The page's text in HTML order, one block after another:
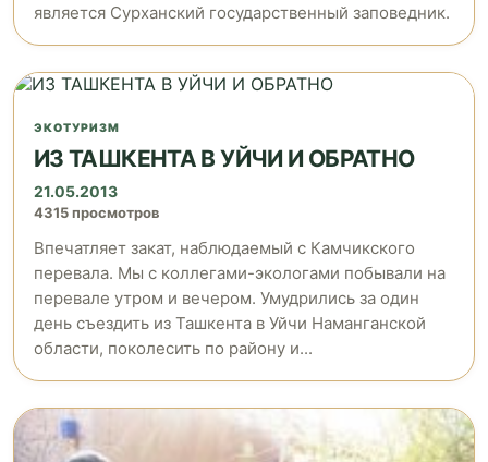
является Сурханский государственный заповедник.
ЭКОТУРИЗМ
ИЗ ТАШКЕНТА В УЙЧИ И ОБРАТНО
21.05.2013
4315 просмотров
Впечатляет закат, наблюдаемый с Камчикского
перевала. Мы с коллегами-экологами побывали на
перевале утром и вечером. Умудрились за один
день съездить из Ташкента в Уйчи Наманганской
области, поколесить по району и...